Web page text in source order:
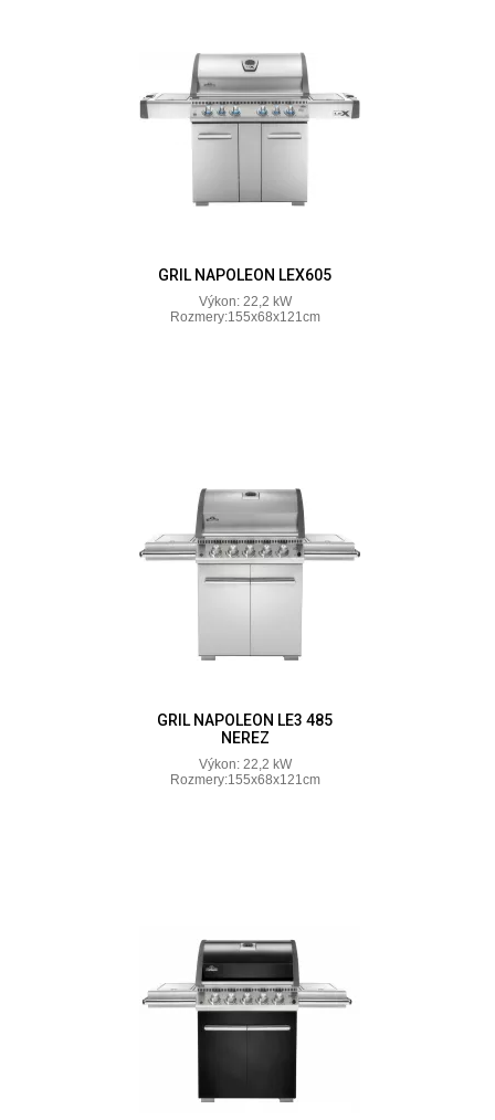
GRIL NAPOLEON LEX605
Výkon: 22,2 kW
Rozmery:155x68x121cm
GRIL NAPOLEON LE3 485
NEREZ
Výkon: 22,2 kW
Rozmery:155x68x121cm